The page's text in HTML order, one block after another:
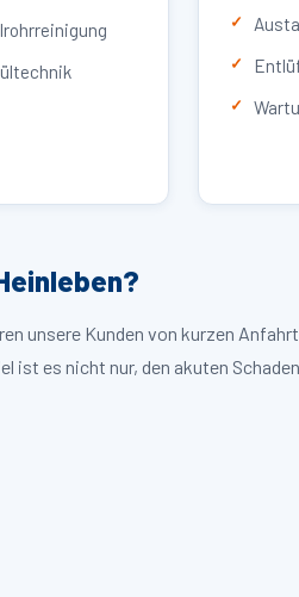
unsere Kunden von kurzen
es nicht nur, den akuten